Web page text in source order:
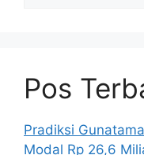
Pos
Pradiksi
Modal Rp 26,6